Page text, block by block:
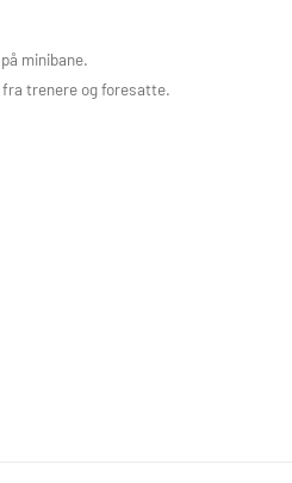
minibane.
trenere og foresatte.